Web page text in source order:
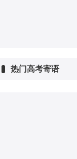
热门高考寄语